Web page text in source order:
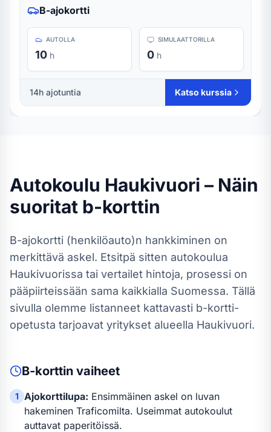
B-ajokortti
AUTOLLA
10 h
SIMULAATTORILLA
0 h
14h ajotuntia Katso kurssia
Autokoulu Haukivuori – Näin
suoritat b-korttin
B-ajokortti (henkilöauto)n hankkiminen on
merkittävä askel. Etsitpä sitten autokoulua
Haukivuorissa tai vertailet hintoja, prosessi on
pääpiirteissään sama kaikkialla Suomessa. Tällä
sivulla olemme listanneet kattavasti b-kortti-
opetusta tarjoavat yritykset alueella Haukivuori.
B-korttin vaiheet
1 Ajokorttilupa: Ensimmäinen askel on luvan
hakeminen Traficomilta. Useimmat autokoulut
auttavat paperitöissä.